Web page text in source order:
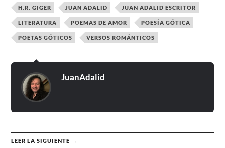
H.R. GIGER JUAN ADALID JUAN ADALID ESCRITOR
LITERATURA POEMAS DE AMOR POESÍA GÓTICA
POETAS GÓTICOS VERSOS ROMÁNTICOS
JuanAdalid
LEER LA SIGUIENTE →